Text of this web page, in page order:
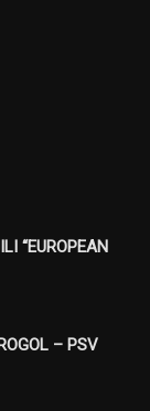
“EUROPEAN
– PSV